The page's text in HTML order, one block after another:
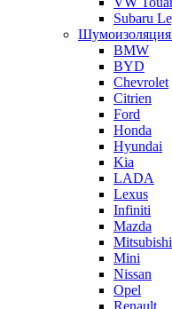
Subaru
Шумоизоляция
BMW
BYD
Chevrolet
Citrien
Ford
Honda
Hyundai
Kia
LADA
Lexus
Infiniti
Mazda
Mitsubishi
Mini
Nissan
Opel
Renault